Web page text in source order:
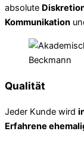
absolute
Kommunikation
Qualität
Jeder Kunde wird
Erfahrene